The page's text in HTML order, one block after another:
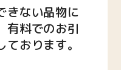
きない品物に
有料でのお引
おります。